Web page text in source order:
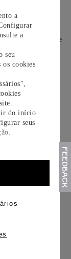
a
a
seu
os cookies
do início
seus
o envio de
em até 30